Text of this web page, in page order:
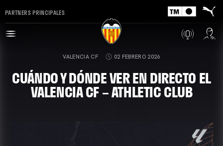
PARTNERS PRINCIPALES
VALENCIA CF 02 FEBRERO 2026
CUÁNDO Y DÓNDE VER EN DIRECTO EL
VALENCIA CF – ATHLETIC CLUB